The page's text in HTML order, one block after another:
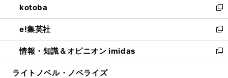
く
で
開
く
ド
ウ
で
開
く
ィ
ン
ド
ウ
で
開
い
ウ
ィ
ン
ド
ウ
kotoba
新
し
い
ウ
ィ
ン
e!集英社
新
し
い
ウ
情報・知識＆オピニオン imidas
新
し
ライトノベル・ノベライズ